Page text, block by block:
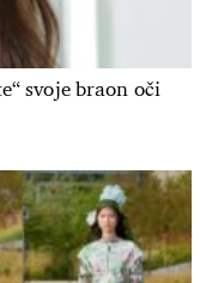
svoje braon oči